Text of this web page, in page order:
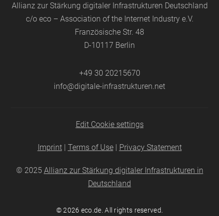
Allianz zur Stärkung digitaler Infrastrukturen Deutschland
c/o eco – Association of the Internet Industry e.V.
Französische Str. 48
D-10117 Berlin
+49 30 20215670
info@digitale-infrastrukturen.net
Edit Cookie settings
Imprint| Terms of Use| Privacy Statement
© 2025 Allianz zur Stärkung digitaler Infrastrukturen in
Deutschland
© 2026 eco.de . All rights reserved.